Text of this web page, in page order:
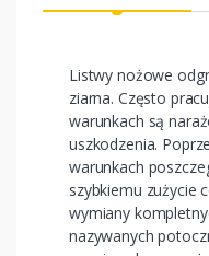
Listwy nożowe
ziarna. Często
warunkach są
uszkodzenia.
warunkach
szybkiemu zużycie
wymiany
nazywanych